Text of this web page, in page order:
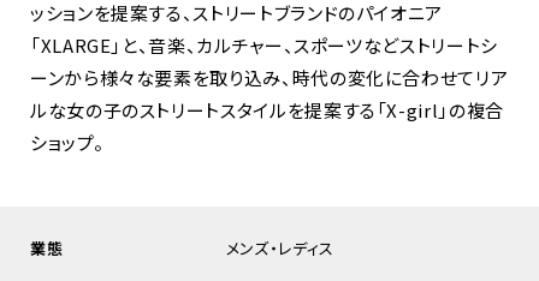
ッションを提案する、ストリートブランドのパイオニア
「XLARGE」と、音楽、カルチャー、スポーツなどストリートシ
ーンから様々な要素を取り込み、時代の変化に合わせてリア
ルな女の子のストリートスタイルを提案する「X-girl」の複合
ショップ。
業態 メンズ・レディス